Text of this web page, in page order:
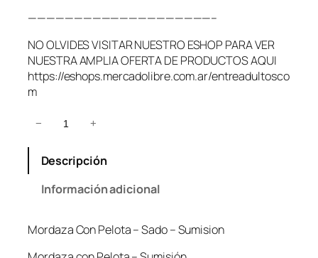
————————————————————–
NO OLVIDES VISITAR NUESTRO ESHOP PARA VER
NUESTRA AMPLIA OFERTA DE PRODUCTOS AQUI
https://eshops.mercadolibre.com.ar/entreadultosco
m
M
d
C
o
− +
Descripción
Información adicional
Mordaza Con Pelota – Sado – Sumision